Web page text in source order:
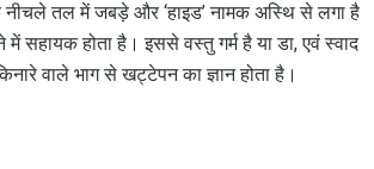
तल में जबड़े और ‘हाइड’ नामक अस्थि से लगा है
सहायक होता है। इससे वस्तु गर्म है या डा, एवं स्वाद
वाले भाग से खट्टेपन का ज्ञान होता है।